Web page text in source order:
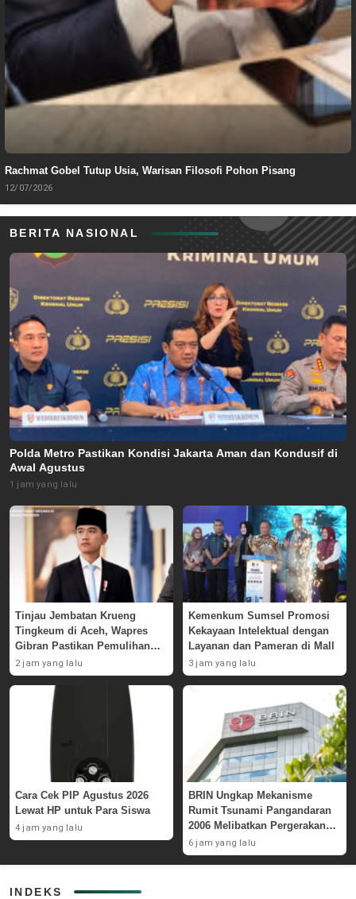
Rachmat Gobel Tutup Usia, Warisan Filosofi Pohon Pisang
12/07/2026
BERITA NASIONAL
Polda Metro Pastikan Kondisi Jakarta Aman dan Kondusif di
Awal Agustus
1 jam yang lalu
Tinjau Jembatan Krueng
Tingkeum di Aceh, Wapres
Gibran Pastikan Pemulihan
Pascabencana
2 jam yang lalu
Kemenkum Sumsel Promosi
Kekayaan Intelektual dengan
Layanan dan Pameran di Mall
3 jam yang lalu
Cara Cek PIP Agustus 2026
Lewat HP untuk Para Siswa
4 jam yang lalu
BRIN Ungkap Mekanisme
Rumit Tsunami Pangandaran
2006 Melibatkan Pergerakan
Massa Bawah Laut
6 jam yang lalu
INDEKS